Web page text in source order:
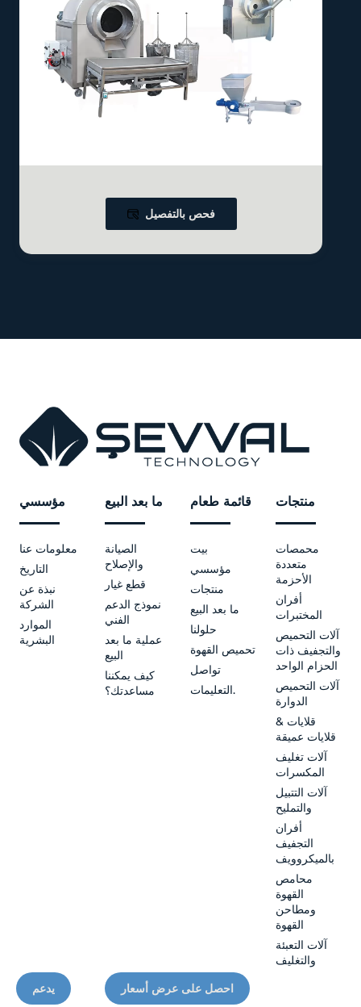
فحص بالتفصيل
مؤسسي
معلومات عنا
التاريخ
نبذة عن
الشركة
الموارد
البشرية
ما بعد البيع
الصيانة
والإصلاح
قطع غيار
نموذج الدعم
الفني
عملية ما بعد
البيع
كيف يمكننا
مساعدتك؟
قائمة طعام
بيت
مؤسسي
منتجات
ما بعد البيع
حلولنا
تحميص القهوة
تواصل
التعليمات.
منتجات
محمصات
متعددة
الأحزمة
أفران
المختبرات
آلات التحميص
والتجفيف ذات
الحزام الواحد
آلات التحميص
الدوارة
قلايات &
قلايات عميقة
آلات تغليف
المكسرات
آلات التتبيل
والتمليح
أفران
التجفيف
بالميكروويف
محامص
القهوة
ومطاحن
القهوة
آلات التعبئة
والتغليف
يدعم
احصل على عرض أسعار